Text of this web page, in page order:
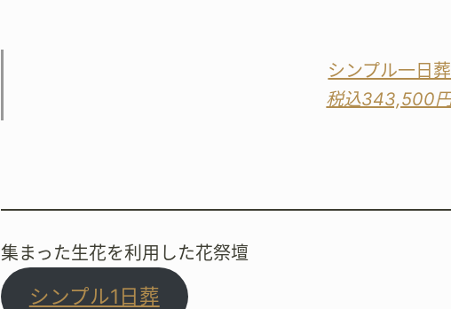
シンプル一日葬
税込343,500
集まった生花を利用した花祭壇
シンプル1日葬